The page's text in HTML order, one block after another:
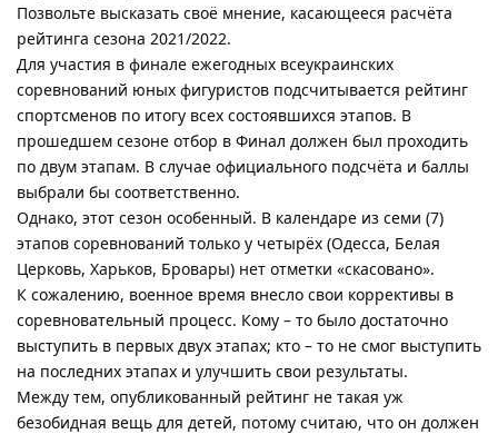
Позвольте высказать своё мнение, касающееся расчёта
рейтинга сезона 2021/2022.
Для участия в финале ежегодных всеукраинских
соревнований юных фигуристов подсчитывается рейтинг
спортсменов по итогу всех состоявшихся этапов. В
прошедшем сезоне отбор в Финал должен был проходить
по двум этапам. В случае официального подсчёта и баллы
выбрали бы соответственно.
Однако, этот сезон особенный. В календаре из семи (7)
этапов соревнований только у четырёх (Одесса, Белая
Церковь, Харьков, Бровары) нет отметки «скасовано».
К сожалению, военное время внесло свои коррективы в
соревновательный процесс. Кому – то было достаточно
выступить в первых двух этапах; кто – то не смог выступить
на последних этапах и улучшить свои результаты.
Между тем, опубликованный рейтинг не такая уж
безобидная вещь для детей, потому считаю, что он должен